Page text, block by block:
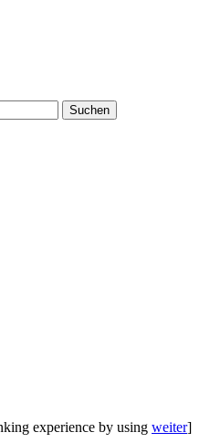
experience by using weiter]